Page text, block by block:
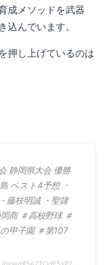
成メソッドを武器
込んでいます。
押し上げているのは
静岡県大会 優勝
ベスト4予想 ・
藤枝明誠 ・聖隷
商 ＃高校野球 ＃
甲子園 ＃第107